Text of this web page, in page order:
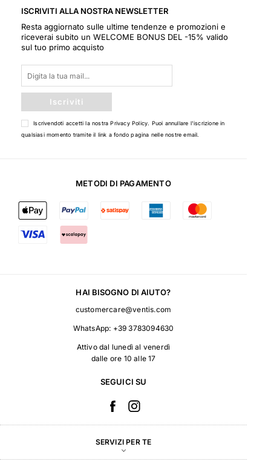
ISCRIVITI ALLA NOSTRA NEWSLETTER
Resta aggiornato sulle ultime tendenze e promozioni e
riceverai subito un WELCOME BONUS DEL -15% valido
sul tuo primo acquisto
Iscriviti
Iscrivendoti accetti la nostraPrivacy Policy. Puoi annullare l'iscrizione in
qualsiasi momento tramite il link a fondo pagina nelle nostre email.
METODI DI PAGAMENTO
HAI BISOGNO DI AIUTO?
customercare@ventis.com
WhatsApp: +39 3783094630
Attivo dal lunedì al venerdì
dalle ore 10 alle 17
SEGUICI SU
SERVIZI PER TE